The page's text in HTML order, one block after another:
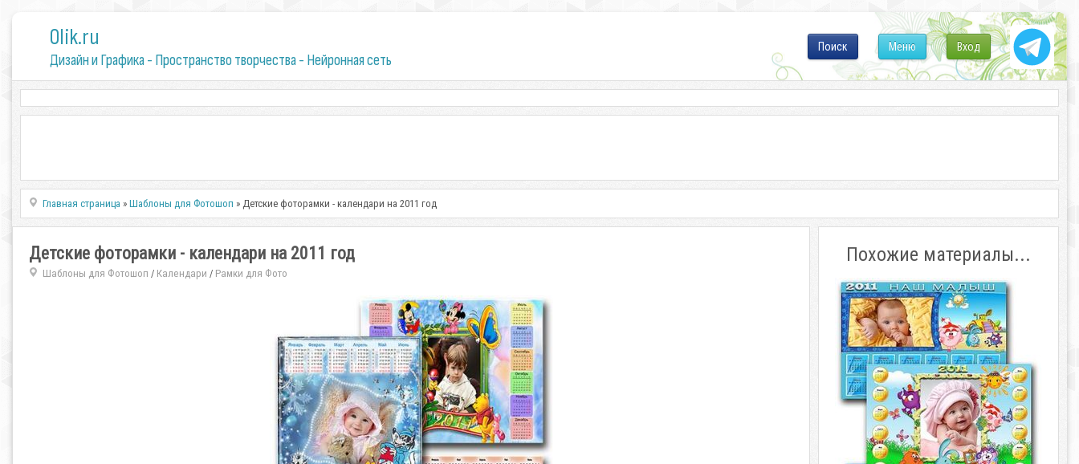
0lik.ru
Дизайн и Графика - Пространство творчества - Нейронная сеть
Вход
Меню
Поиск
Главная страница »Шаблоны для Фотошоп » Детские фоторамки - календари на 2011 год
Детские фоторамки - календари на 2011 год
Шаблоны для Фотошоп / Календари / Рамки для Фото
Похожие материалы...